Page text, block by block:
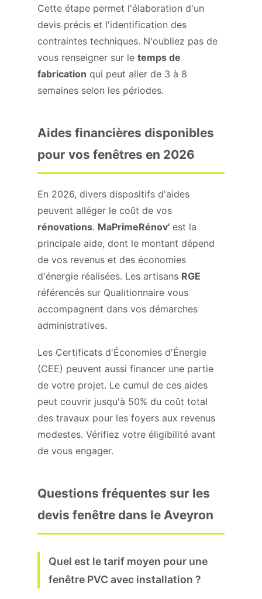
Cette étape permet l'élaboration d'un
devis précis et l'identification des
contraintes techniques. N'oubliez pas de
vous renseigner sur le temps de
fabrication qui peut aller de 3 à 8
semaines selon les périodes.
Aides financières disponibles
pour vos fenêtres en 2026
En 2026, divers dispositifs d'aides
peuvent alléger le coût de vos
rénovations. MaPrimeRénov' est la
principale aide, dont le montant dépend
de vos revenus et des économies
d'énergie réalisées. Les artisans RGE
référencés sur Qualitionnaire vous
accompagnent dans vos démarches
administratives.
Les Certificats d'Économies d'Énergie
(CEE) peuvent aussi financer une partie
de votre projet. Le cumul de ces aides
peut couvrir jusqu'à 50% du coût total
des travaux pour les foyers aux revenus
modestes. Vérifiez votre éligibilité avant
de vous engager.
Questions fréquentes sur les
devis fenêtre dans le Aveyron
Quel est le tarif moyen pour une
fenêtre PVC avec installation ?